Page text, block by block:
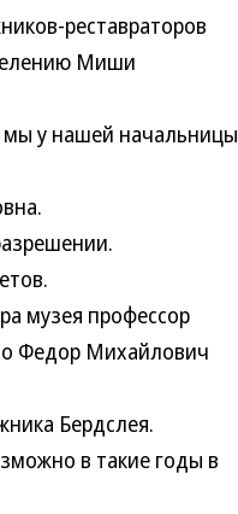
реставраторов
Миши
у нашей начальницы
музея профессор
Федор Михайлович
Бердслея.
в такие годы в